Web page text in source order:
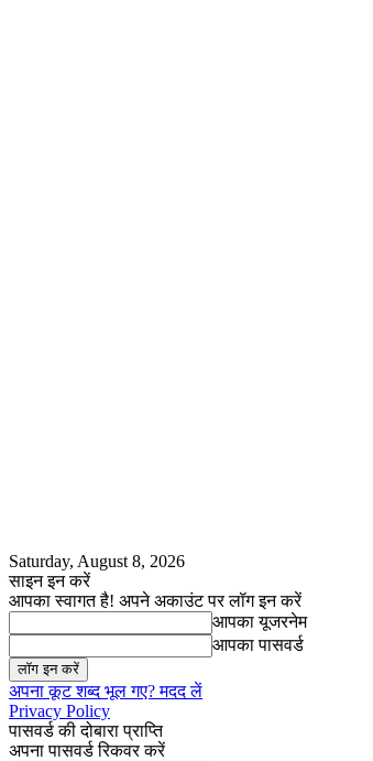
Saturday, August 8, 2026
साइन इन करें
आपका स्वागत है! अपने अकाउंट पर लॉग इन करें
आपका यूजरनेम
आपका पासवर्ड
अपना कूट शब्द भूल गए? मदद लें
Privacy Policy
पासवर्ड की दोबारा प्राप्ति
अपना पासवर्ड रिकवर करें